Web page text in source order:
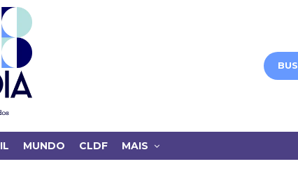
MUNDO CLDF MAIS